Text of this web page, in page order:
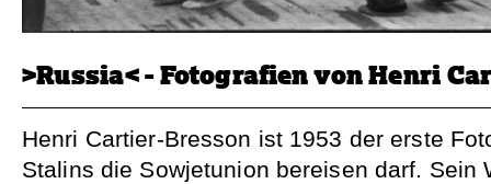
>Russia< - Fotografien von Henri
Henri Cartier-Bresson ist 1953 der erste
Stalins die Sowjetunion bereisen darf. Sein